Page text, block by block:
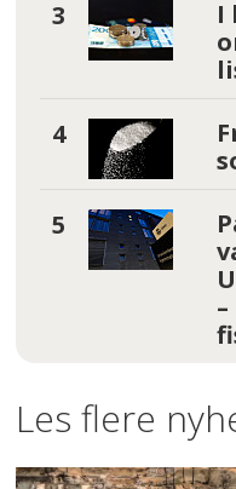
I
Les flere